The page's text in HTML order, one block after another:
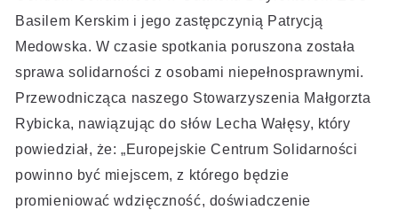
Basilem Kerskim i jego zastępczynią Patrycją
Medowska. W czasie spotkania poruszona została
sprawa solidarności z osobami niepełnosprawnymi.
Przewodnicząca naszego Stowarzyszenia Małgorzta
Rybicka, nawiązując do słów Lecha Wałęsy, który
powiedział, że: „Europejskie Centrum Solidarności
powinno być miejscem, z którego będzie
promieniować wdzięczność, doświadczenie